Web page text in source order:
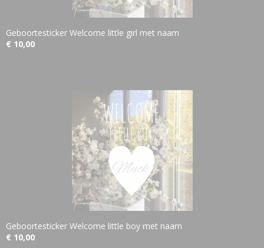
Geboortesticker Welcome little girl met naam
€ 10,00
Geboortesticker Welcome little boy met naam
€ 10,00